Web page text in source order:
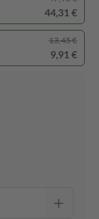
44,31 €
13,45 €
9,91 €